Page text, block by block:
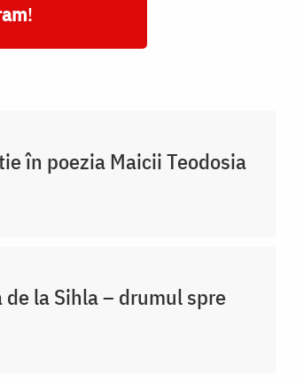
!
în poezia Maicii Teodosia
de la Sihla – drumul spre